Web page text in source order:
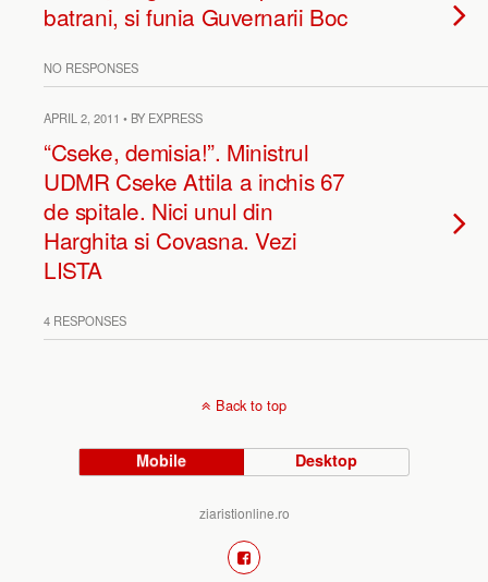
batrani, si funia Guvernarii Boc
NO RESPONSES
APRIL 2, 2011 • BY EXPRESS
“Cseke, demisia!”. Ministrul
UDMR Cseke Attila a inchis 67
de spitale. Nici unul din
Harghita si Covasna. Vezi
LISTA
4 RESPONSES
Back to top
Mobile Desktop
ziaristionline.ro